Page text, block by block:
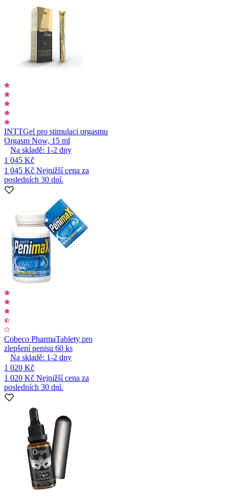
INTTGel pro stimulaci orgasmu
Orgasm Now, 15 ml
Na skladě: 1-2 dny
1 045 Kč
1 045 Kč Nejnižší cena za
posledních 30 dní.
Cobeco PharmaTablety pro
zlepšení penisu 60 ks
Na skladě: 1-2 dny
1 020 Kč
1 020 Kč Nejnižší cena za
posledních 30 dní.